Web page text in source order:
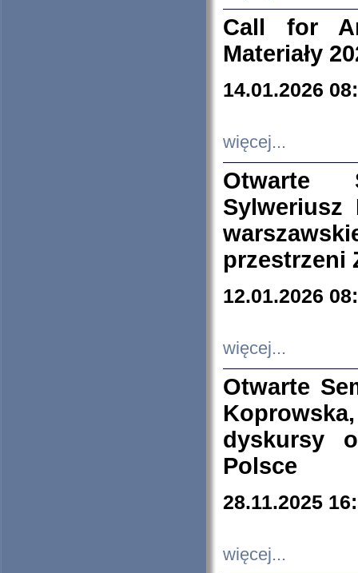
Call for
Materiały
14.01.2026
więcej...
Otwarte
Sylweriusz
przestrzeni
12.01.2026
więcej...
Otwarte
dyskursy
Polsce
28.11.2025
więcej...